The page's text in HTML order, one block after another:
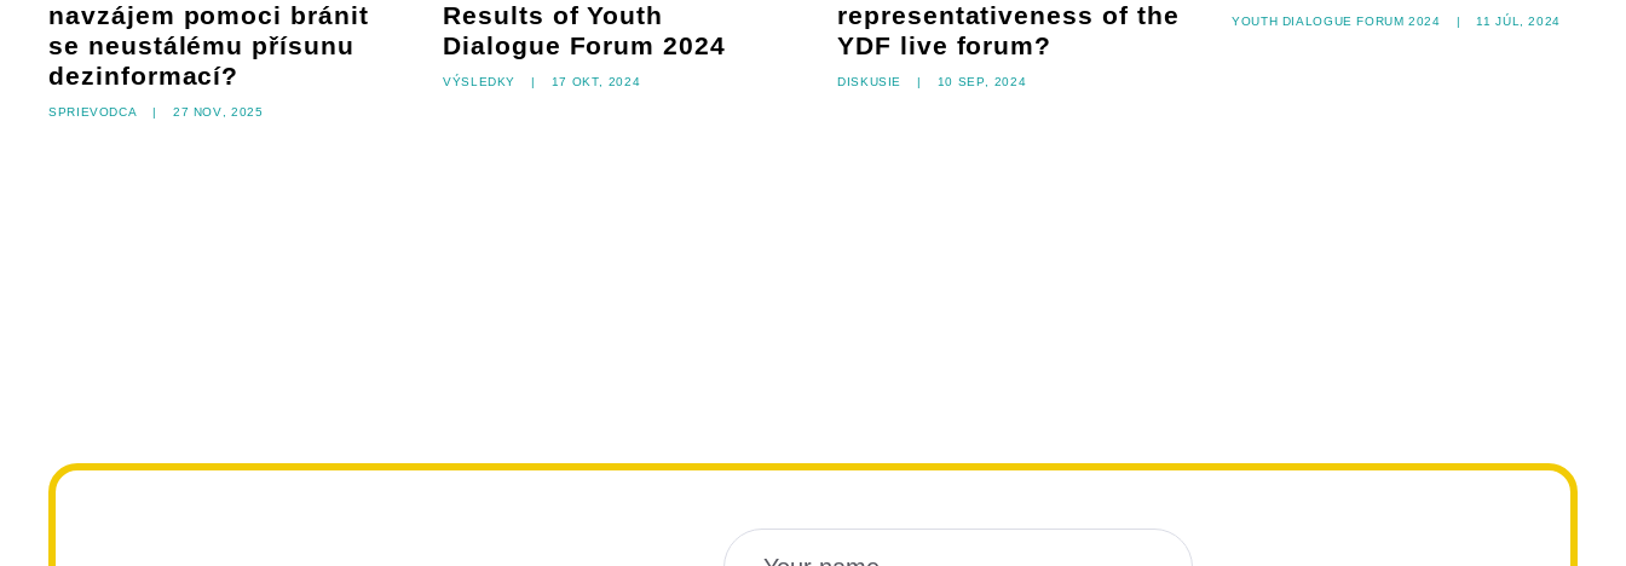
navzájem pomoci bránit
se neustálému přísunu
dezinformací?
Sprievodca | 27 nov, 2025
Results of Youth
Dialogue Forum 2024
Výsledky | 17 okt, 2024
representativeness of the
YDF live forum?
diskusie | 10 sep, 2024
Youth Dialogue Forum 2024 | 11 júl, 2024
Názov
Email